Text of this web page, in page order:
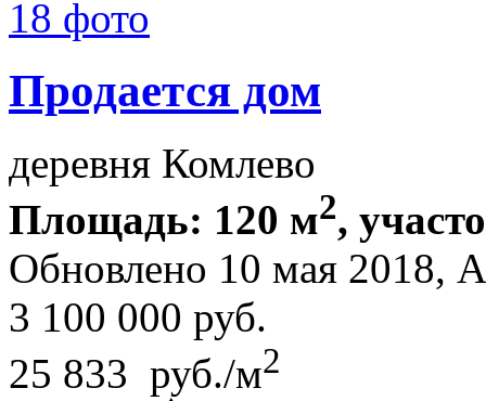
18 фото
Продается дом
деревня Комлево
Площадь: 120 м2,
Обновлено 10 мая 2018,
3 100 000 руб.
25 833 руб./м2